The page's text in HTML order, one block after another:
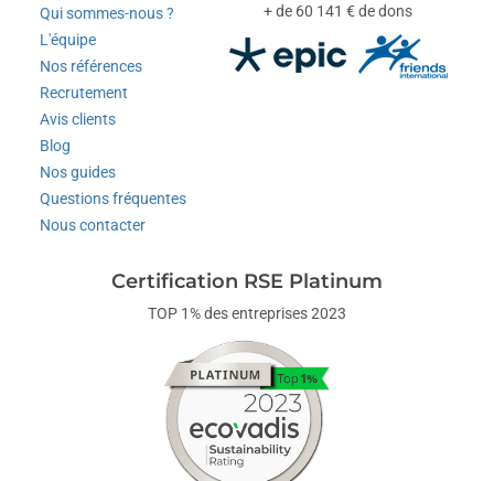
Qui sommes-nous ?
L'équipe
Nos références
Recrutement
Avis clients
Blog
Nos guides
Questions fréquentes
Nous contacter
+ de 60 141 € de dons
Certification RSE Platinum
TOP 1% des entreprises 2023